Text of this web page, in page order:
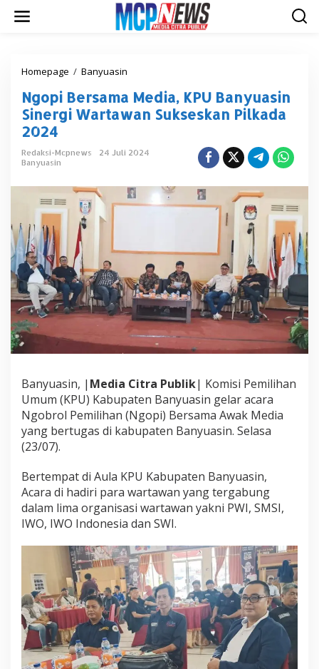
Homepage / Banyuasin
o
p
i
e
a
m
d
a
,
K
P
U
B
a
y
u
a
s
i
i
n
e
r
g
W
a
r
t
a
w
a
n
S
u
Ngopi Bersama Media, KPU Banyuasin
Sinergi Wartawan Sukseskan Pilkada
2024
Redaksi-Mcpnews
24 Juli 2024
Banyuasin
Banyuasin, | Media Citra Publik| Komisi Pemilihan
Umum (KPU) Kabupaten Banyuasin gelar acara
Ngobrol Pemilihan (Ngopi) Bersama Awak Media
yang bertugas di kabupaten Banyuasin. Selasa
(23/07).
Bertempat di Aula KPU Kabupaten Banyuasin,
Acara di hadiri para wartawan yang tergabung
dalam lima organisasi wartawan yakni PWI, SMSI,
IWO, IWO Indonesia dan SWI.